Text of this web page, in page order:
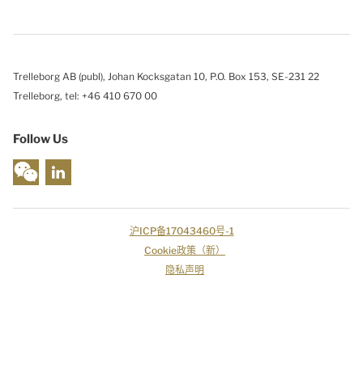
Trelleborg AB (publ), Johan Kocksgatan 10, P.O. Box 153, SE-231 22
Trelleborg, tel: +46 410 670 00
Follow Us
沪ICP备17043460号-1
Cookie政策（新）
隐私声明